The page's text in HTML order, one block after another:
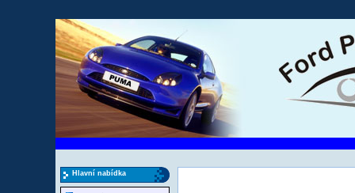
Hlavní nabídka